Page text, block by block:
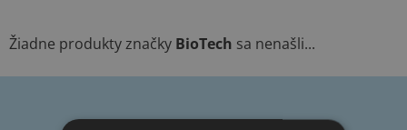
Žiadne produkty značky BioTech sa nenašli...